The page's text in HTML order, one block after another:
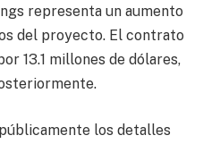
representa un aumento
del proyecto. El contrato
13.1 millones de dólares,
los detalles